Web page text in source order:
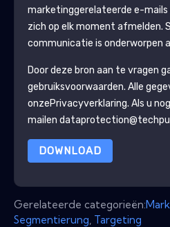
marketinggerelateerde e-
zich op elk moment afmelden.
communicatie is onderworpen
Door deze bron aan te vragen
gebruiksvoorwaarden. Alle
onzePrivacyverklaring. Als u
mailen
DOWNLOAD
Gerelateerde categorieën:
Segmentierung Targeting